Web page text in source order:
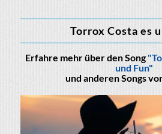
Torrox Costa es
Erfahre mehr über den Song
und Fun"
und anderen Songs